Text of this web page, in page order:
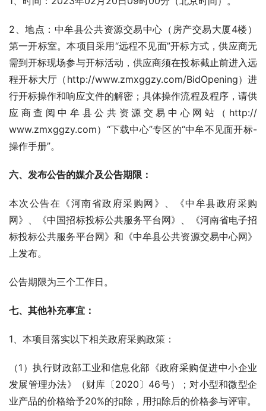
2、地点：中牟县公共资源交易中心（房产交易大厦4楼）
第一开标室。本项目采用“远程不见面”开标方式，供应商无
需到开标现场参与开标活动，供应商须在投标截止前进入远
程开标大厅（http://www.zmxggzy.com/BidOpening）进
行开标操作和响应文件的解密；具体操作流程及程序，请供
应商查阅中牟县公共资源交易中心网站（http://
www.zmxggzy.com）“下载中心”专区的“中牟不见面开标-
操作手册”。
六、发布公告的媒介及公告期限：
本次公告在《河南省政府采购网》、《中牟县政府采购
网》、《中国招标投标公共服务平台网》、《河南省电子招
标投标公共服务平台网》和《中牟县公共资源交易中心网》
上发布。
公告期限为三个工作日。
七、其他补充事宜：
1、本项目落实以下相关政府采购政策：
（1）执行财政部工业和信息化部《政府采购促进中小企业
发展管理办法》（财库〔2020〕46号）；对小型和微型企
业产品的价格给予20%的扣除，用扣除后的价格参与评审。